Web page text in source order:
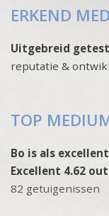
ERKEND
Uitgebreid getest
reputatie &
TOP
Bo is als
Excellent 4.62
82 getuigenissen